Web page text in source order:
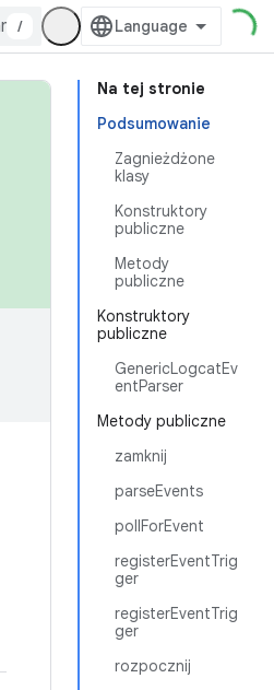
/
Na tej stronie
Podsumowanie
Zagnieżdżone
klasy
Konstruktory
publiczne
Metody
publiczne
Konstruktory
publiczne
GenericLogcatEv
entParser
Metody publiczne
zamknij
parseEvents
pollForEvent
registerEventTrig
ger
registerEventTrig
ger
rozpocznij